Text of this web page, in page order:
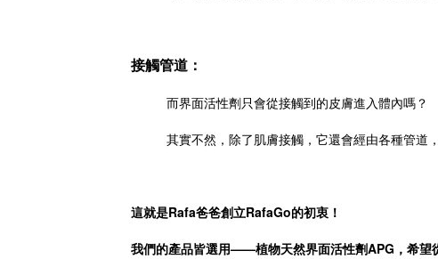
接觸管道：
而界面活性劑只會從接觸到的皮膚進入體內嗎？
其實不然，除了肌膚接觸，它還會經由各種管道
這就是Rafa爸爸創立RafaGo的初衷！
我們的產品皆選用——植物天然界面活性劑APG，希望